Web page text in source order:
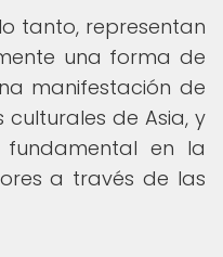
tanto, representan
una forma de
manifestación de
de Asia, y
en la
a través de las